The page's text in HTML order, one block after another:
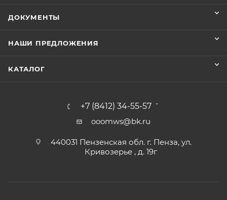
ДОКУМЕНТЫ
НАШИ ПРЕДЛОЖЕНИЯ
КАТАЛОГ
+7 (8412) 34-55-57
ooomws@bk.ru
440031 Пензенская обл. г. Пенза, ул.
Кривозерье , д. 19г